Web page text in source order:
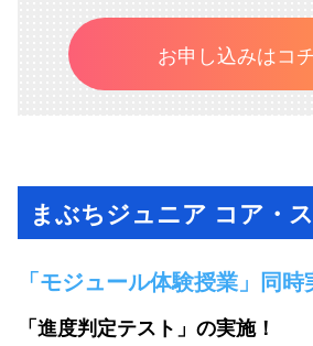
お申し込みはコ
まぶちジュニア コア・
「モジュール体験授業」同時
「進度判定テスト」の実施！